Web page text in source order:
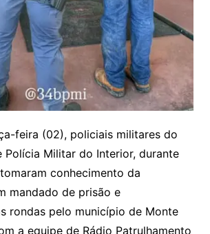
feira (02), policiais militares do
Polícia Militar do Interior, durante
conhecimento da
mandado de prisão e
rondas pelo município de Monte
a equipe de Rádio Patrulhamento